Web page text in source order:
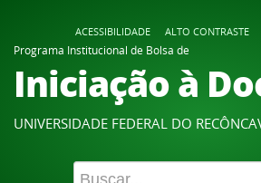
ACESSIBILIDADE ALTO CONTRASTE
Programa Institucional de Bolsa de
Iniciação à
UNIVERSIDADE FEDERAL DO